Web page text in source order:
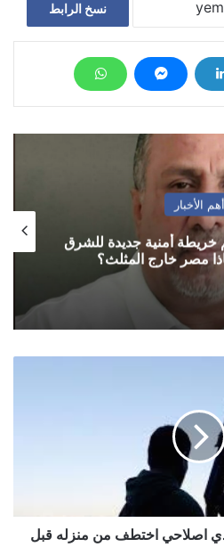
نسخ الرابط
أهم الأخبار
أمنية جديدة للشرق
مصر خارج المثلث؟
اصلاحي اختطف من منزله قبل